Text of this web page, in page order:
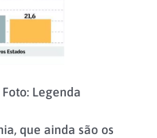
Legenda
que ainda são os